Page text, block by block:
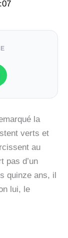
la
verts et
au
pas d’un
quinze ans, il
lui, le